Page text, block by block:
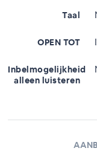
Taal
OPEN TOT
Inbelmogelijkheid
alleen luisteren